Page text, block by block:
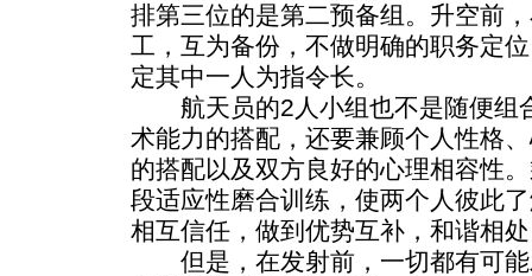
排第三位的是第二预备组。升空前
工，互为备份，不做明确的职务定
定其中一人为指令长。
航天员的2人小组也不是随便组
术能力的搭配，还要兼顾个人性格
的搭配以及双方良好的心理相容性
段适应性磨合训练，使两个人彼此
相互信任，做到优势互补，和谐相
但是，在发射前，一切都有可能